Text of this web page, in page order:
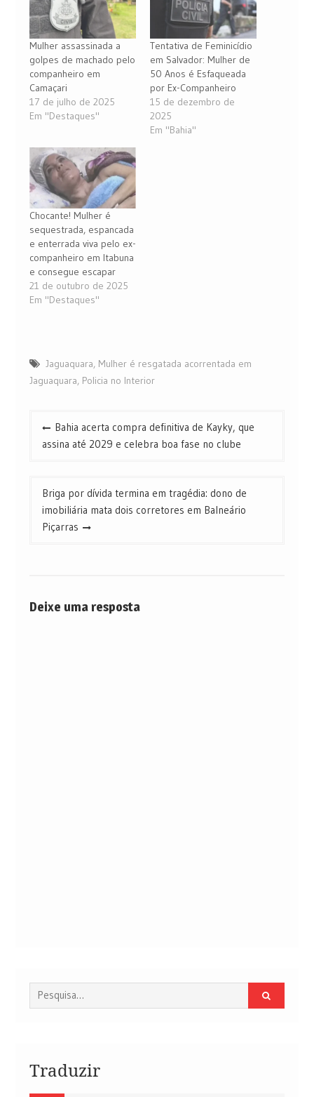
Mulher assassinada a
golpes de machado pelo
companheiro em
Camaçari
17 de julho de 2025
Em "Destaques"
Tentativa de Feminicídio
em Salvador: Mulher de
50 Anos é Esfaqueada
por Ex-Companheiro
15 de dezembro de
2025
Em "Bahia"
Chocante! Mulher é
sequestrada, espancada
e enterrada viva pelo ex-
companheiro em Itabuna
e consegue escapar
21 de outubro de 2025
Em "Destaques"
Jaguaquara, Mulher é resgatada acorrentada em
Jaguaquara, Policia no Interior
Navegação
de
Bahia acerta compra definitiva de Kayky, que
assina até 2029 e celebra boa fase no clube
Briga por dívida termina em tragédia: dono de
imobiliária mata dois corretores em Balneário
Piçarras
Deixe uma resposta
Procurar
por:
Traduzir